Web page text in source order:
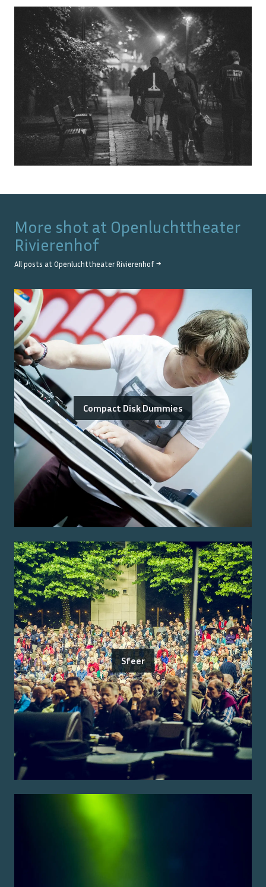
More shot at Openluchttheater
Rivierenhof
All posts at Openluchttheater Rivierenhof →
Compact Disk Dummies
Sfeer